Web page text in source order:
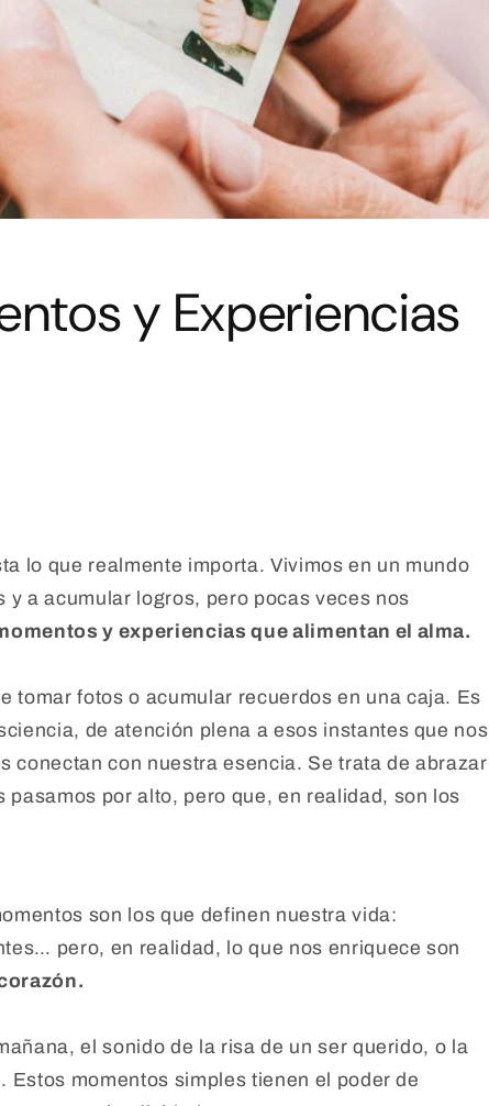
y Experiencias
lo que realmente importa. Vivimos en un mundo
y a acumular logros, pero pocas veces nos
y experiencias que alimentan el alma.
tomar fotos o acumular recuerdos en una caja. Es
de atención plena a esos instantes que nos
conectan con nuestra esencia. Se trata de abrazar
pasamos por alto, pero que, en realidad, son los
son los que definen nuestra vida:
pero, en realidad, lo que nos enriquece son
el sonido de la risa de un ser querido, o la
momentos simples tienen el poder de